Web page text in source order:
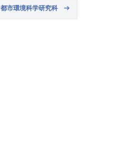
都市環境科学研究科